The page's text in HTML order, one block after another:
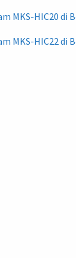
MKS-HIC20 di
MKS-HIC22 di